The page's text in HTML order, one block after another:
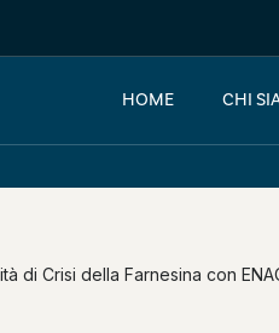
HOME CHI
di Crisi della Farnesina con